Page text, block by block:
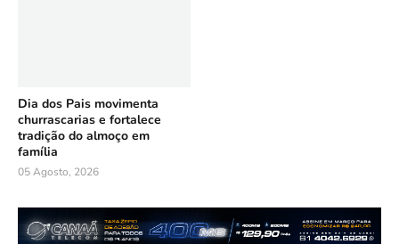
Dia dos Pais movimenta
churrascarias e fortalece
tradição do almoço em
família
05 Agosto, 2026